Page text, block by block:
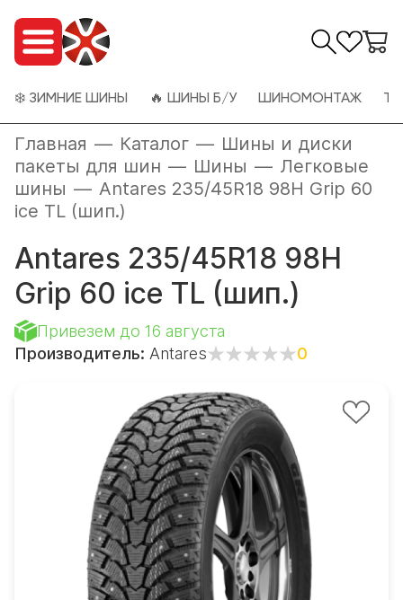
❄️ ЗИМНИЕ ШИНЫ 🔥 ШИНЫ Б/У ШИНОМОНТАЖ
Главная — Каталог — Шины и диски
пакеты для шин — Шины — Легковые
шины — Antares 235/45R18 98H Grip 60
ice TL (шип.)
Antares 235/45R18 98H
Grip 60 ice TL (шип.)
Привезем до 16 августа
Производитель: Antares 0